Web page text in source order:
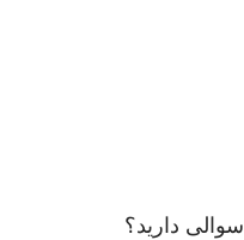
سوالی دارید؟